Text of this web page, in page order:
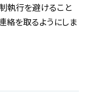
執行を避けること
絡を取るようにしま